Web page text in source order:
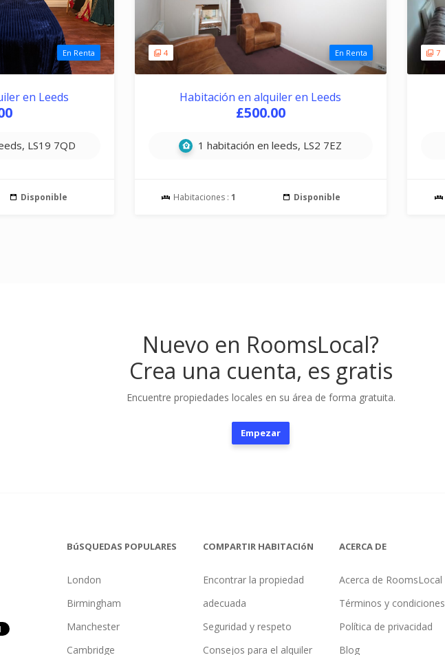
En Renta
en Leeds
LS19 7QD
Disponible
4 En Renta
Habitación en alquiler en Leeds
£500.00
1 habitación en leeds, LS2 7EZ
Habitaciones :1 Disponible
7
Nuevo en RoomsLocal?
Crea una cuenta, es gratis
Encuentre propiedades locales en su área de forma gratuita.
Empezar
BúSQUEDAS POPULARES
London
Birmingham
Manchester
Cambridge
COMPARTIR HABITACIóN
Encontrar la propiedad
adecuada
Seguridad y respeto
Consejos para el alquiler
ACERCA DE
Acerca de RoomsLocal
Términos y condiciones
Política de privacidad
Blog